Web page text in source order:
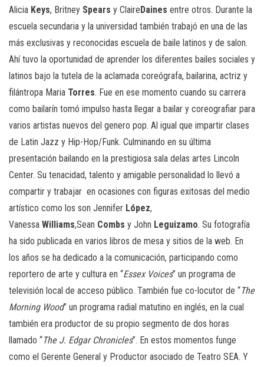
Alicia Keys, Britney Spears y Claire Daines entre otros. Durante la
escuela secundaria y la universidad también trabajó en una de las
más exclusivas y reconocidas escuela de baile latinos y de salon.
Ahí tuvo la oportunidad de aprender los diferentes bailes sociales y
latinos bajo la tutela de la aclamada coreógrafa, bailarina, actriz y
filántropa Maria Torres. Fue en ese momento cuando su carrera
como bailarín tomó impulso hasta llegar a bailar y coreografiar para
varios artistas nuevos del genero pop. Al igual que impartir clases
de Latin Jazz y Hip-Hop/Funk. Culminando en su última
presentación bailando en la prestigiosa sala delas artes Lincoln
Center. Su tenacidad, talento y amigable personalidad lo llevó a
compartir y trabajar en ocasiones con figuras exitosas del medio
artístico como los son Jennifer López,
Vanessa Williams,Sean Combs y John Leguizamo. Su fotografía
ha sido publicada en varios libros de mesa y sitios de la web. En
los años se ha dedicado a la comunicación, participando como
reportero de arte y cultura en “Essex Voices” un programa de
televisión local de acceso público. También fue co-locutor de “The
Morning Wood” un programa radial matutino en inglés, en la cual
también era productor de su propio segmento de dos horas
llamado “The J. Edgar Chronicles”. En estos momentos funge
como el Gerente General y Productor asociado de Teatro SEA. Y